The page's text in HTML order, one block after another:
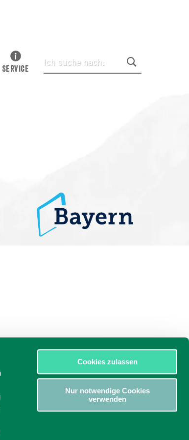
Cookies zulassen
Nur notwendige Cookies
verwenden
SERVICE